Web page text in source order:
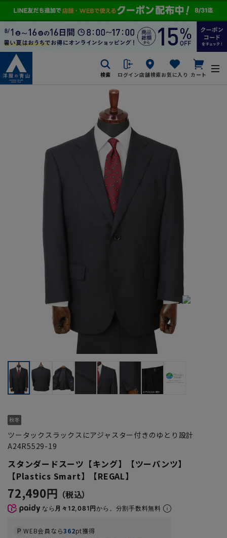
検索 ログイン店舗検索お気に入り カート
ツータックスラックスにアジャスター付きのゆとり設計
A24R5529-19
スタンダードスーツ【キング】【ツーパンツ】
【Plastics Smart】【REGAL】
72,490円
なら 月々12,081円から。分割手数料無料
WEB会員なら362pt獲得